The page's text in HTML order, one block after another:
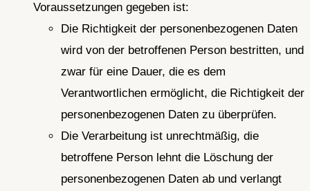
Voraussetzungen gegeben ist:
Die Richtigkeit der personenbezogenen Daten
wird von der betroffenen Person bestritten, und
zwar für eine Dauer, die es dem
Verantwortlichen ermöglicht, die Richtigkeit der
personenbezogenen Daten zu überprüfen.
Die Verarbeitung ist unrechtmäßig, die
betroffene Person lehnt die Löschung der
personenbezogenen Daten ab und verlangt